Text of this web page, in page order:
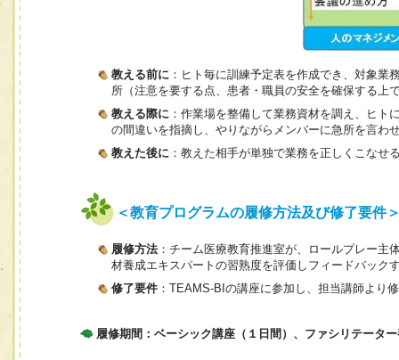
教える前に ：ヒト毎に訓練予定表を作成でき、対象
所（注意を要する点、患者・職員の安全を確保する
教える際に ：作業場を整備して業務資材を調え、ヒ
の間違いを指摘し、やりながらメンバーに急所を言わ
教えた後に ：教えた相手が単独で業務を正しくこなせ
＜教育プログラムの履修方法及び修了要件
履修方法：チーム医療教育推進室が、ロールプレー主
材養成エキスパートの習熟度を評価しフィードバック
修了要件 ：TEAMS-BIの講座に参加し、担当講師より
履修期間：ベーシック講座（１日間）、ファシリテータ